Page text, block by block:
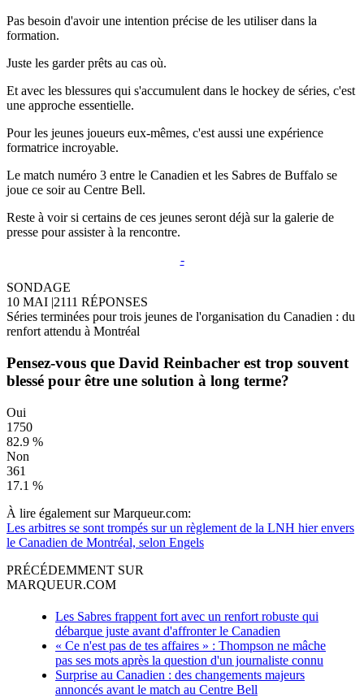
Pas besoin d'avoir une intention précise de les utiliser dans la
formation.
Juste les garder prêts au cas où.
Et avec les blessures qui s'accumulent dans le hockey de séries, c'est
une approche essentielle.
Pour les jeunes joueurs eux-mêmes, c'est aussi une expérience
formatrice incroyable.
Le match numéro 3 entre le Canadien et les Sabres de Buffalo se
joue ce soir au Centre Bell.
Reste à voir si certains de ces jeunes seront déjà sur la galerie de
presse pour assister à la rencontre.
-
SONDAGE
10 MAI |2111 RÉPONSES
Séries terminées pour trois jeunes de l'organisation du Canadien : du
renfort attendu à Montréal
Pensez-vous que David Reinbacher est trop souvent
blessé pour être une solution à long terme?
Oui
1750
82.9 %
Non
361
17.1 %
À lire également sur Marqueur.com:
Les arbitres se sont trompés sur un règlement de la LNH hier envers
le Canadien de Montréal, selon Engels
PRÉCÉDEMMENT SUR
MARQUEUR.COM
Les Sabres frappent fort avec un renfort robuste qui
débarque juste avant d'affronter le Canadien
« Ce n'est pas de tes affaires » : Thompson ne mâche
pas ses mots après la question d'un journaliste connu
Surprise au Canadien : des changements majeurs
annoncés avant le match au Centre Bell